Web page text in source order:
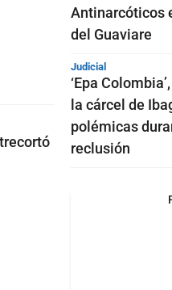
Antinarcóticos
del Guaviare
Judicial
‘Epa
la cárcel de
polémicas
reclusión